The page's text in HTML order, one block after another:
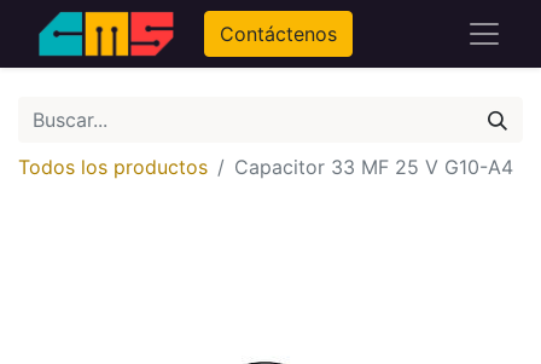
Contáctenos
Todos los productos Capacitor 33 MF 25 V G10-A4